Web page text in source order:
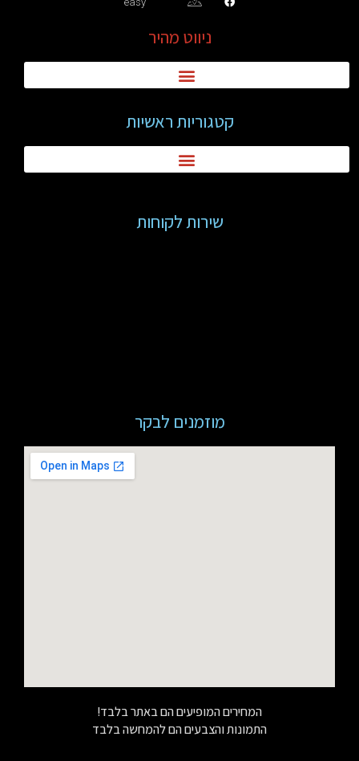
ניווט מהיר
קטגוריות ראשיות
שירות לקוחות
מוזמנים לבקר
המחירים המופיעים הם באתר בלבד!
התמונות והצבעים הם להמחשה בלבד